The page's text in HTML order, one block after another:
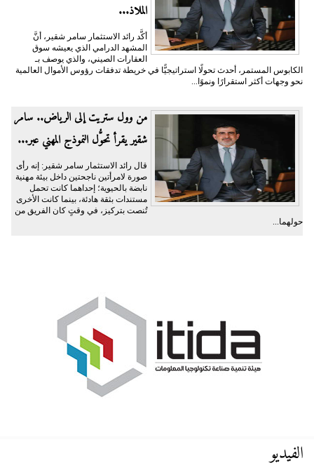
الملاذ...
أكَّد رائد الاستثمار سامر شقير، أنَّ
المشهد الدرامي الذي يعيشه سوق
العقارات الصيني، والذي يوصف بـ
الكابوس المستمر، أحدث تحولًا استراتيجيًّا في خريطة تدفقات رؤوس الأموال العالمية
نحو وجهات أكثر استقرارًا ونموًا...
من وول ستريت إلى الرياض.. سامر
شقير يقرأ تحوُّل النموذج المهني عبر...
قال رائد الاستثمار سامر شقير: إنه رأى
صورة لامرأتين ناجحتين داخل بيئة مهنية
نابضة بالحيوية؛ إحداهما كانت تحمل
مستندات بثقة هادئة، بينما كانت الأخرى
تُنصت بتركيز، في وقتٍ كان الفريق من
حولهما...
الفيديو